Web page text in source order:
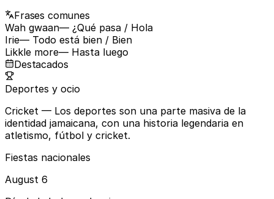
Frases comunes
Wah gwaan— ¿Qué pasa / Hola
Irie— Todo está bien / Bien
Likkle more— Hasta luego
Destacados
Deportes y ocio
Cricket — Los deportes son una parte masiva de la
identidad jamaicana, con una historia legendaria en
atletismo, fútbol y cricket.
Fiestas nacionales
August 6